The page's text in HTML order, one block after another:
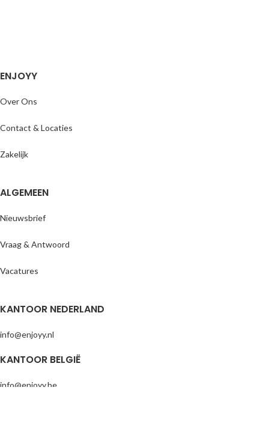
ENJOYY
Over Ons
Contact & Locaties
Zakelijk
ALGEMEEN
Nieuwsbrief
Vraag & Antwoord
Vacatures
KANTOOR NEDERLAND
info@enjoyy.nl
KANTOOR BELGIË
info@enjoyy.be